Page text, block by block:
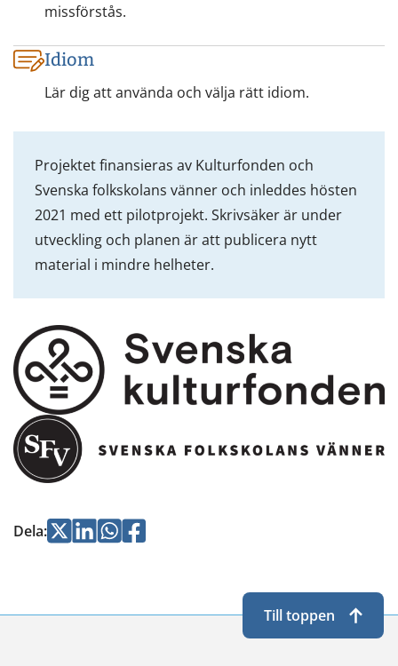
missförstås.
Idiom
Lär dig att använda och välja rätt idiom.
Projektet finansieras av Kulturfonden och
Svenska folkskolans vänner och inleddes hösten
2021 med ett pilotprojekt. Skrivsäker är under
utveckling och planen är att publicera nytt
material i mindre helheter.
Dela:Jaa Jaa Jaa
Jaa
Till toppen